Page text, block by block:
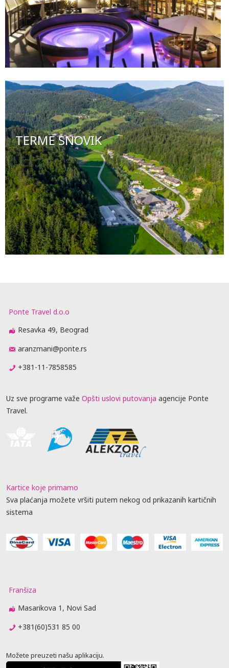
TERME SNOVIK
Ponte Travel d.o.o
Resavka 49, Beograd
aranzmani@ponte.rs
+381-11-7858585
Uz sve programe važe Opšti uslovi putovanja agencije Ponte
Travel.
Kartice koje primamo
Sva plaćanja možete vršiti putem nekog od prikazanih kartičnih
sistema
Franšiza
Masarikova 1, Novi Sad
+381(60)531 85 00
Možete preuzeti našu aplikaciju.